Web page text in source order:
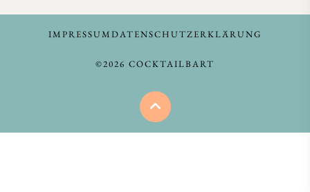
IMPRESSUMDATENSCHUTZERKLÄRUNG
©2026 COCKTAILBART